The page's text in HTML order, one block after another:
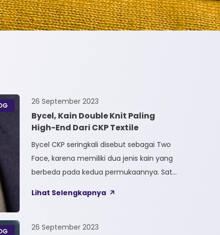
26 September 2023
Bycel, Kain Double Knit Paling
High-End Dari CKP Textile
Bycel CKP seringkali disebut sebagai Two
Face, karena memiliki dua jenis kain yang
berbeda pada kedua permukaannya. Satu
sedangkan sisi lainnya terbuat dari Full
End karena bersifat Fungsional, dapat
Lihat Selengkapnya
26 September 2023